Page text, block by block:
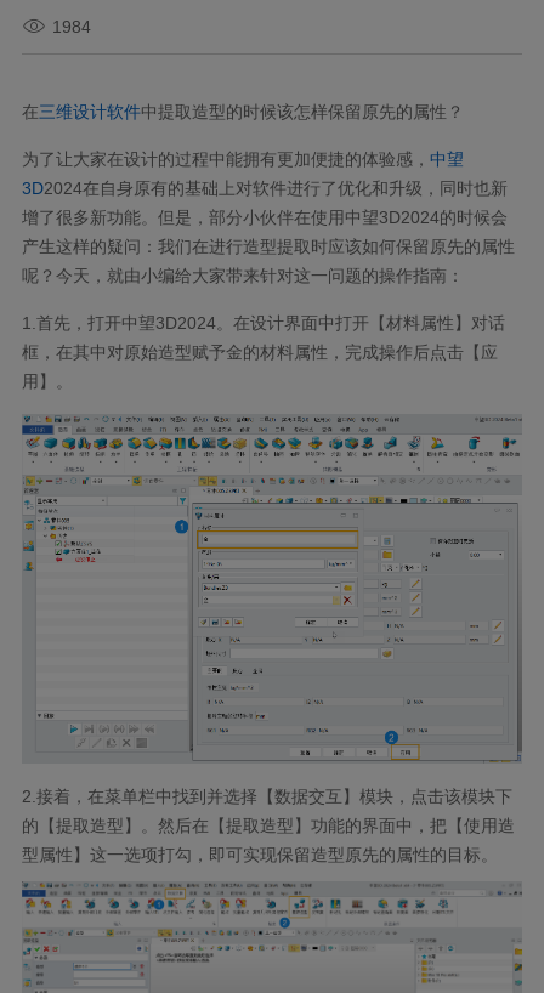
1984
在三维设计软件中提取造型的时候该怎样保留原先的属性？
为了让大家在设计的过程中能拥有更加便捷的体验感， 中望
3D2024在自身原有的基础上对软件进行了优化和升级，同时也新
增了很多新功能。但是，部分小伙伴在使用中望3D2024的时候会
产生这样的疑问：我们在进行造型提取时应该如何保留原先的属性
呢？今天，就由小编给大家带来针对这一问题的操作指南：
1.首先，打开中望3D2024。在设计界面中打开【材料属性】对话
框，在其中对原始造型赋予金的材料属性，完成操作后点击【应
用】。
2.接着，在菜单栏中找到并选择【数据交互】模块，点击该模块下
的【提取造型】。然后在【提取造型】功能的界面中，把【使用造
型属性】这一选项打勾，即可实现保留造型原先的属性的目标。